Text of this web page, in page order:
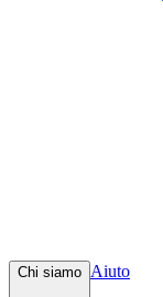
Chi siamo Aiuto